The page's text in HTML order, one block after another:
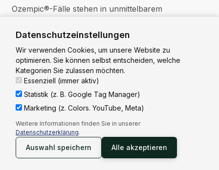
Ozempic®-Fälle stehen in unmittelbarem
unseresGLP-1-Schwerpunktsund der allgemeinen
Arzneimittel- und Produkthaftung.
Wegovy® – hochdosiertes Semaglutid zur
Adipositastherapie
Schwester-Wirkstoff in höherer Dosierung –
wichtige Vergleichsperspektive für Semaglutid-Fälle.
Mehr einordnen→
Datenschutzeinstellungen
Wir verwenden Cookies, um unsere Website zu
optimieren. Sie können selbst entscheiden, welche
Kategorien Sie zulassen möchten.
Essenziell (immer aktiv)
Statistik (z. B. Google Tag Manager)
Marketing (z. Colors. YouTube, Meta)
Weitere Informationen finden Sie in unserer
Datenschutzerklärung.
Auswahl speichern Alle akzeptieren